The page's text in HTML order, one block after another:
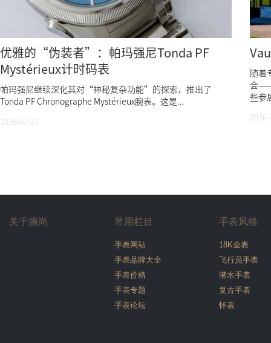
优雅的“伪装者”：帕玛强尼Tonda PF
Mystérieux计时码表
帕玛强尼继续深化其对“神秘复杂功能”的探索，推出了
Tonda PF Chronographe Mystérieux腕表。这是...
2026-07-23
随着
会——
些参
关于腕尚 常用栏目
手表网站
手表品牌大全
手表价格
手表专题
手表论坛
手表风格
18K金表
飞行员手表
潜水手表
复古手表
怀表